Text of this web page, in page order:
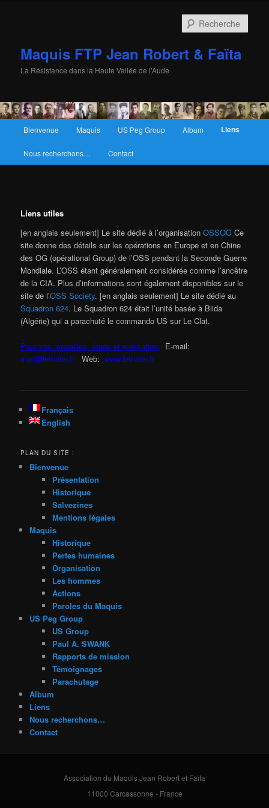
Maquis FTP Jean Robert & Faïta
La Résistance dans la Haute Vallée de l’Aude
Aller au contenu principal
Aller au contenu secondaire
Bienvenue Maquis US Peg Group Album Liens
Nous recherchons… Contact
Liens utiles
[en anglais seulement] Le site dédié à l’organisationOSSOG Ce
site donne des détails sur les opérations en Europe et en Chine
des OG (opérational Group) de l’OSS pendant la Seconde Guerre
Mondiale. L’OSS étant généralement considérée comme l’ancêtre
de la CIA. Plus d’informations sont également disponibles sur le
site de l’OSS Society. [en anglais seulement] Le site dédié au
Squadron 624. Le Squadron 624 était l’unité basée à Blida
(Algérie) qui a parachuté le commando US sur Le Clat.
Pour vos médailles: étude et réalisation: E-mail:
mail@lethaler.frWeb: www.lethaler.fr
Français
English
PLAN DU SITE :
Bienvenue
Présentation
Historique
Salvezines
Mentions légales
Maquis
Historique
Pertes humaines
Organisation
Les hommes
Actions
Paroles du Maquis
US Peg Group
US Group
Paul A. SWANK
Rapports de mission
Témoignages
Parachutage
Album
Liens
Nous recherchons…
Contact
Association du Maquis Jean Robert et Faïta
11000 Carcassonne - France